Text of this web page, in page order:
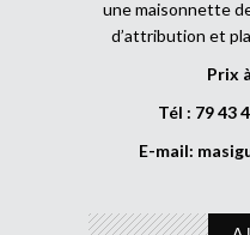
une maisonnette
d’attribution et
Prix
Tél : 79 43
E-mail: